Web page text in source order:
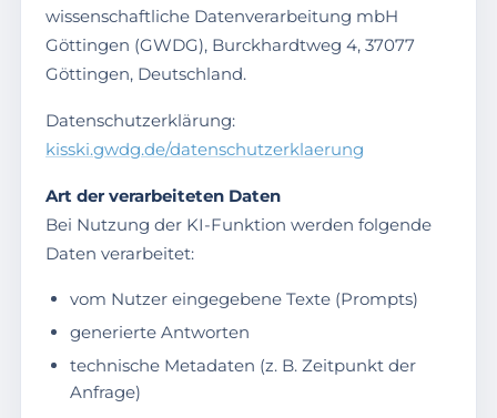
wissenschaftliche Datenverarbeitung mbH
Göttingen (GWDG), Burckhardtweg 4, 37077
Göttingen, Deutschland.
Datenschutzerklärung:
kisski.gwdg.de/datenschutzerklaerung
Art der verarbeiteten Daten
Bei Nutzung der KI-Funktion werden folgende
Daten verarbeitet:
vom Nutzer eingegebene Texte (Prompts)
generierte Antworten
technische Metadaten (z. B. Zeitpunkt der
Anfrage)